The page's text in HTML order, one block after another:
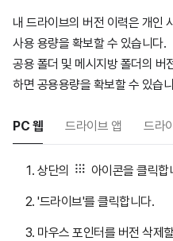
내 드라이브의 버전 이력은 개인
사용 용량을 확보할 수 있습니다.
공용 폴더 및 메시지방 폴더의 버
하면 공용용량을 확보할 수 있습
PC 웹 드라이브 앱 드라
상단의 아이콘을 클릭합
'드라이브'를 클릭합니다.
마우스 포인터를 버전 삭제